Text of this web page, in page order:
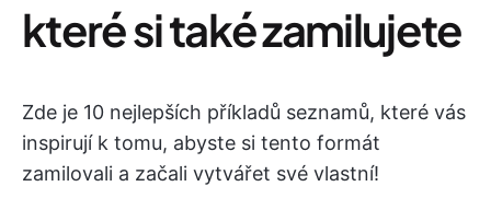
které si také zamilujete
Zde je 10 nejlepších příkladů seznamů, které vás
inspirují k tomu, abyste si tento formát
zamilovali a začali vytvářet své vlastní!